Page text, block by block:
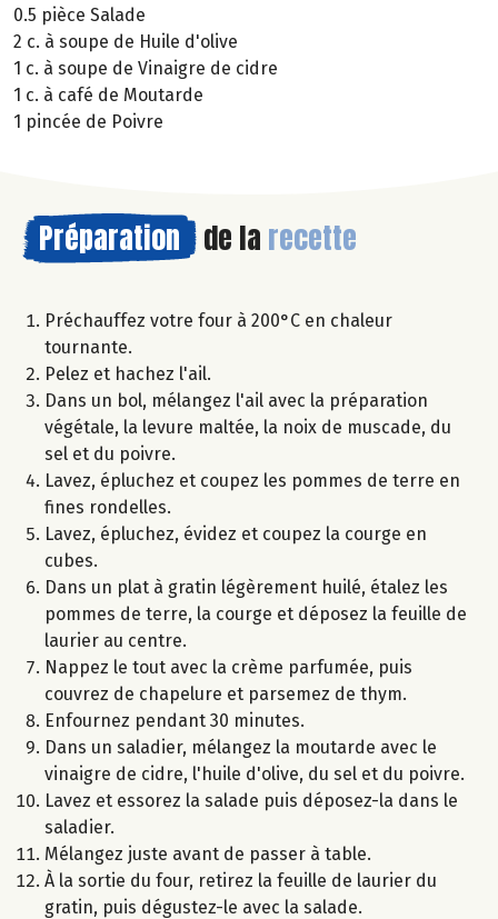
0.5 pièce Salade
2 c. à soupe de Huile d'olive
1 c. à soupe de Vinaigre de cidre
1 c. à café de Moutarde
1 pincée de Poivre
Préparation de la recette
Préchauffez votre four à 200°C en chaleur
tournante.
Pelez et hachez l'ail.
Dans un bol, mélangez l'ail avec la préparation
végétale, la levure maltée, la noix de muscade, du
sel et du poivre.
Lavez, épluchez et coupez les pommes de terre en
fines rondelles.
Lavez, épluchez, évidez et coupez la courge en
cubes.
Dans un plat à gratin légèrement huilé, étalez les
pommes de terre, la courge et déposez la feuille de
laurier au centre.
Nappez le tout avec la crème parfumée, puis
couvrez de chapelure et parsemez de thym.
Enfournez pendant 30 minutes.
Dans un saladier, mélangez la moutarde avec le
vinaigre de cidre, l'huile d'olive, du sel et du poivre.
Lavez et essorez la salade puis déposez-la dans le
saladier.
Mélangez juste avant de passer à table.
À la sortie du four, retirez la feuille de laurier du
gratin, puis dégustez-le avec la salade.